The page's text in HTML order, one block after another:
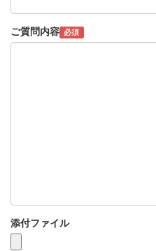
ご質問内容 必須
添付ファイル